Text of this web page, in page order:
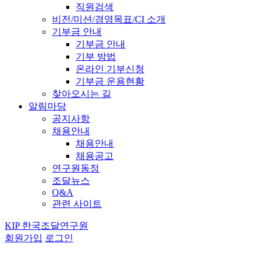
직원검색
비전/미션/경영목표/CI 소개
기부금 안내
기부금 안내
기부 방법
온라인 기부신청
기부금 운용현황
찾아오시는 길
알림마당
공지사항
채용안내
채용안내
채용공고
연구원동정
조달뉴스
Q&A
관련 사이트
KIP 한국조달연구원
회원가입 로그인